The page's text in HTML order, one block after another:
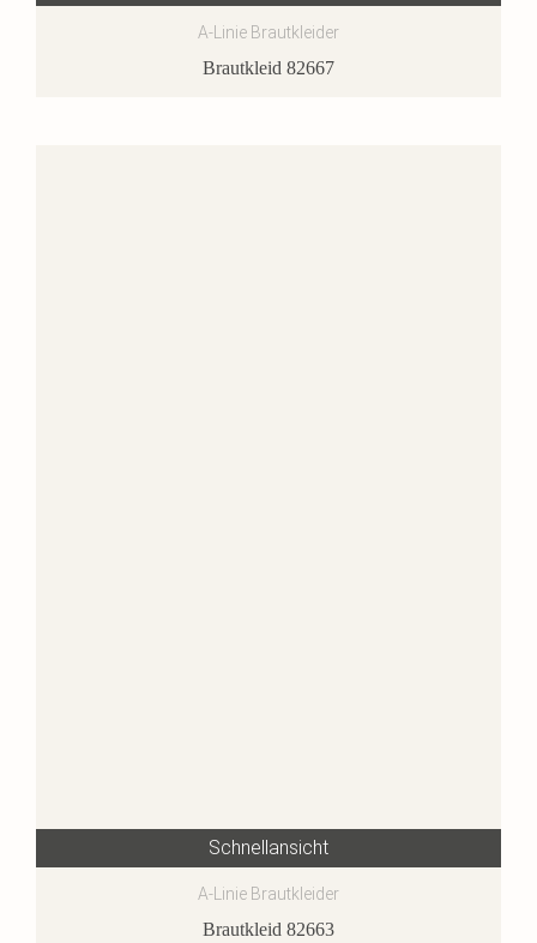
A-Linie Brautkleider
Brautkleid 82667
Schnellansicht
A-Linie Brautkleider
Brautkleid 82663